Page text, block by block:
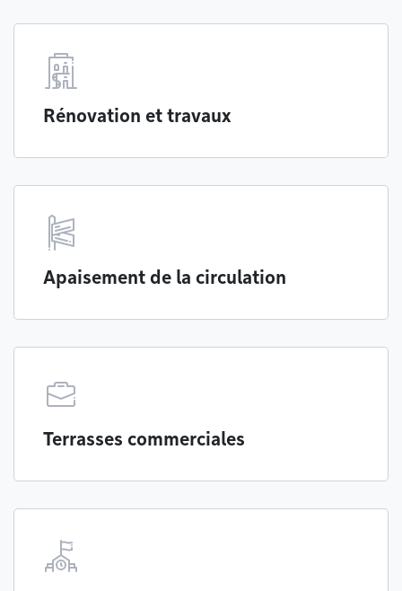
Rénovation et travaux
Apaisement de la circulation
Terrasses commerciales